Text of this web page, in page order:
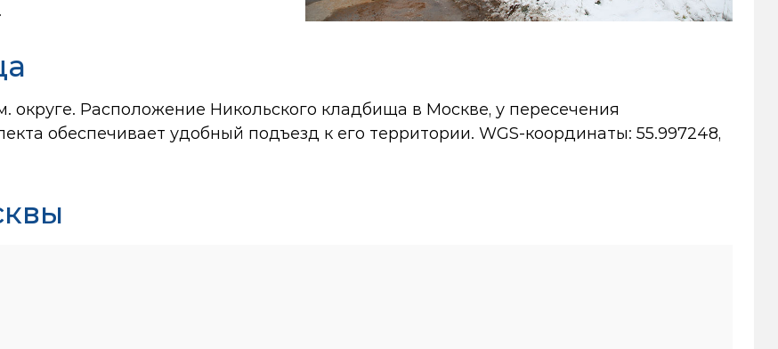
Расположение Никольского кладбища в Москве, у пересечения
обеспечивает удобный подъезд к его территории. WGS-координаты: 55.997248,